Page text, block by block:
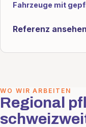
Fahrzeuge mit
Referenz ansehen
WO WIR ARBEITEN
Regional